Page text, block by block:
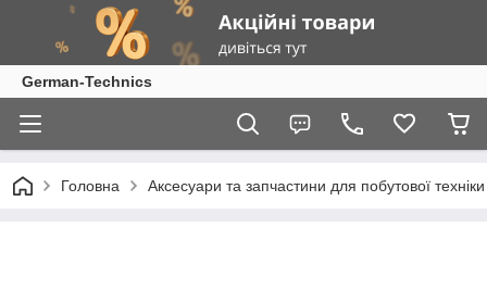
German-Technics
Головна Аксесуари та запчастини для побутової